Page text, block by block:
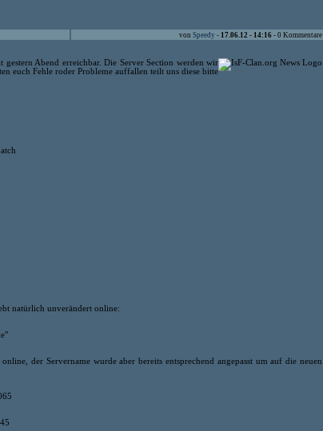
von Speedy - 17.06.12 - 14:16 - 0 Kommentare
Abend erreichbar. Die Server Section werden wir
euch Fehle roder Probleme auffallen teilt uns diese bitte
natürlich unverändert online:
der Servername wurde aber bereits entsprechend angepasst um auf die neuen